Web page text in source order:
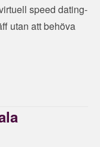
speed dating-
utan att behöva